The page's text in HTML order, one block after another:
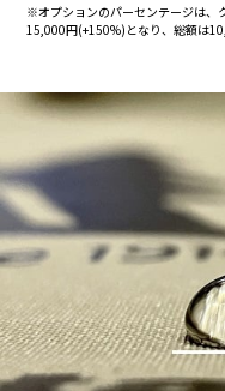
※オプションのパーセンテージは、
15,000円(+150%)となり、総額は